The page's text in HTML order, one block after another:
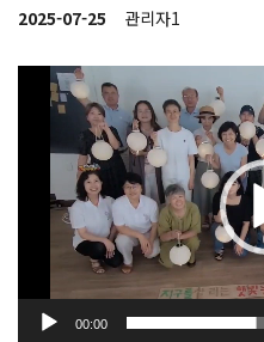
2025-07-25 관리자1
00:00